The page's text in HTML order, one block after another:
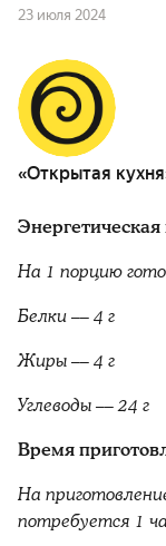
23 июля 2024
«Открытая
На 1 порцию
Белки –– 4 г
Жиры –– 4 г
Углеводы –– 24 г
Время
На
потребуется 1